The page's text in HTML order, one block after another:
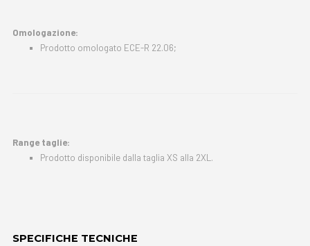
Omologazione:
Prodotto omologato ECE-R 22.06;
Range taglie:
Prodotto disponibile dalla taglia XS alla 2XL.
SPECIFICHE TECNICHE